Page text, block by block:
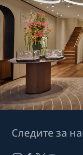
Следите за